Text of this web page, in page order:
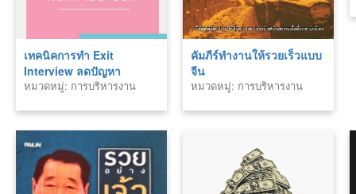
เทคนิคการทำ Exit
Interview ลดปัญหา
พนักงานลาออก
หมวดหมู่: การบริหารงาน
คัมภีร์ทำงานให้รวยเร็วแบบ
จีน
หมวดหมู่: การบริหารงาน